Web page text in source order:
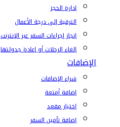
إدارة الحجز
الترقية إلى درجة الأعمال
إنجاز إجراءات السفر عبر الإنترنت
إلغاء الرحلات أو إعادة جدولتها
الإضافات
شراء الإضافات
إضافة أمتعة
اختيار مقعد
إضافة تأمين السفر